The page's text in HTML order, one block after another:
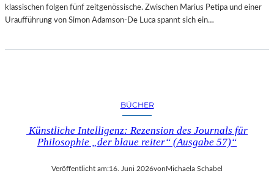
klassischen folgen fünf zeitgenössische. Zwischen Marius Petipa und einer
Uraufführung von Simon Adamson-De Luca spannt sich ein…
BÜCHER
Künstliche Intelligenz: Rezension des Journals für
Philosophie „der blaue reiter“ (Ausgabe 57)“
Veröffentlicht am:16. Juni 2026von Michaela Schabel